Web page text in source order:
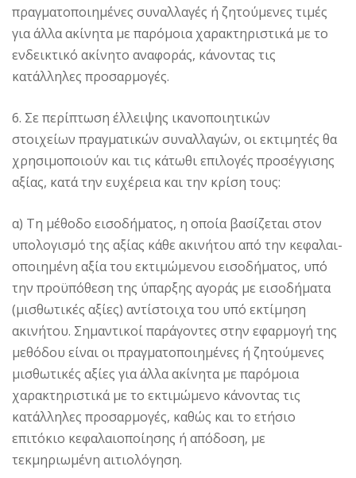
πραγματοποιημένες συναλλαγές ή ζητούμενες τιμές
για άλλα ακίνητα με παρόμοια χαρακτηριστικά με το
ενδεικτικό ακίνητο αναφοράς, κάνοντας τις
κατάλληλες προσαρμογές.
6. Σε περίπτωση έλλειψης ικανοποιητικών
στοιχείων πραγματικών συναλλαγών, οι εκτιμητές θα
χρησιμοποιούν και τις κάτωθι επιλογές προσέγγισης
αξίας, κατά την ευχέρεια και την κρίση τους:
α) Τη μέθοδο εισοδήματος, η οποία βασίζεται στον
υπολογισμό της αξίας κάθε ακινήτου από την κεφαλαι-
οποιημένη αξία του εκτιμώμενου εισοδήματος, υπό
την προϋπόθεση της ύπαρξης αγοράς με εισοδήματα
(μισθωτικές αξίες) αντίστοιχα του υπό εκτίμηση
ακινήτου. Σημαντικοί παράγοντες στην εφαρμογή της
μεθόδου είναι οι πραγματοποιημένες ή ζητούμενες
μισθωτικές αξίες για άλλα ακίνητα με παρόμοια
χαρακτηριστικά με το εκτιμώμενο κάνοντας τις
κατάλληλες προσαρμογές, καθώς και το ετήσιο
επιτόκιο κεφαλαιοποίησης ή απόδοση, με
τεκμηριωμένη αιτιολόγηση.